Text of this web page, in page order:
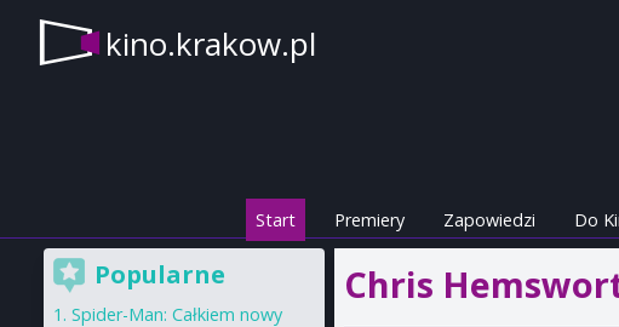
kino.krakow.pl
Start Premiery Zapowiedzi Do
Chris
Popularne
Spider-Man: Całkiem nowy